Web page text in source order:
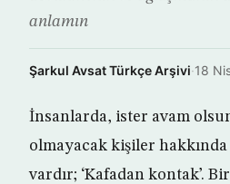
anlamın
Şarkul Avsat Türkçe Arşivi·18
İnsanlarda, ister avam
olmayacak kişiler
vardır; ‘Kafadan kontak’.